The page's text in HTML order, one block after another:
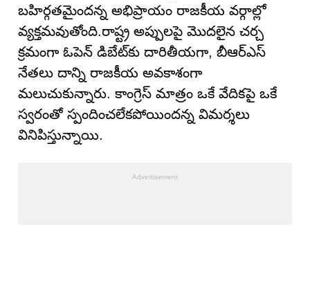
బహిర్గతమైందన్న అభిప్రాయం రాజకీయ వర్గాల్లో
వ్యక్తమవుతోంది.రాష్ట్ర అప్పులపై మొదలైన చర్చ
క్రమంగా ఓపెన్ డిబేట్‌కు దారితీయగా, బీఆర్ఎస్
నేతలు దాన్ని రాజకీయ అవకాశంగా
మలుచుకున్నారు. కాంగ్రెస్ మాత్రం ఒకే వేదికపై ఒకే
స్వరంతో స్పందించలేకపోయిందన్న విమర్శలు
వినిపిస్తున్నాయి.